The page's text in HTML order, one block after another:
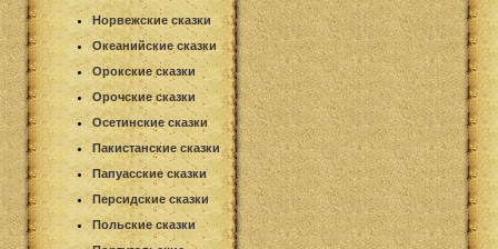
Норвежские сказки
Океанийские сказки
Орокские сказки
Орочские сказки
Осетинские сказки
Пакистанские сказки
Папуасские сказки
Персидские сказки
Польские сказки